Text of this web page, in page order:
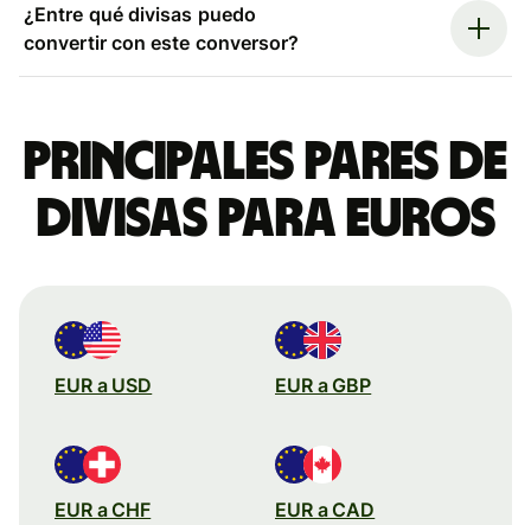
¿Entre qué divisas puedo
convertir con este conversor?
Principales pares de
divisas para euros
EUR a USD EUR a GBP
EUR a CHF EUR a CAD